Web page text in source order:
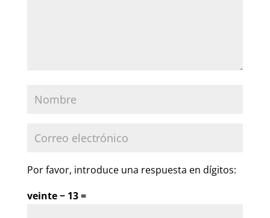
Por favor, introduce una respuesta en dígitos:
veinte − 13 =